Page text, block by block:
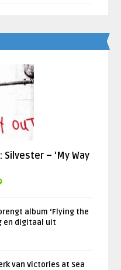
– ‘My Way
album ‘Flying the
en digitaal uit
van Victories at Sea